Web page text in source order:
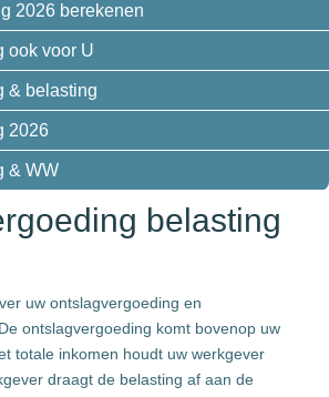
2026 berekenen
ook voor U
& belasting
2026
& WW
belasting
uw ontslagvergoeding en
ontslagvergoeding komt bovenop uw
totale inkomen houdt uw werkgever
draagt de belasting af aan de